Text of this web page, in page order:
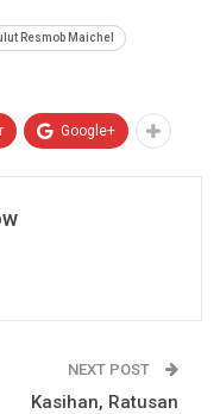
Resmob Maichel
Google+
NEXT POST
Kasihan, Ratusan